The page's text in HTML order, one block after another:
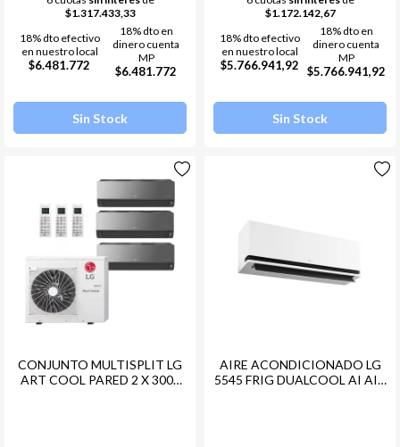
$1.317.433,33
18% dto efectivo
en nuestro local
$6.481.772
18% dto en
dinero cuenta
MP
$6.481.772
Sin Stock
$1.172.142,67
18% dto efectivo
en nuestro local
$5.766.941,92
18% dto en
dinero cuenta
MP
$5.766.941,92
Sin Stock
CONJUNTO MULTISPLIT LG
ART COOL PARED 2 X 3000
AIRE ACONDICIONADO LG
5545 FRIG DUALCOOL AI AIR